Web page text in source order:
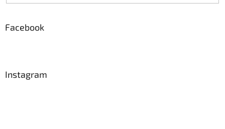
Facebook
Instagram